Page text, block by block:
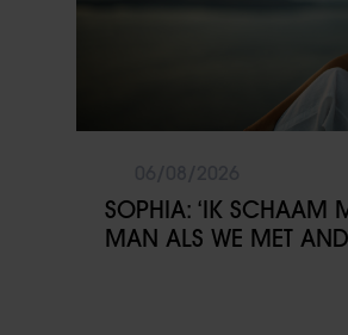
SOPHIA: ‘IK SCHAAM
MAN ALS WE MET